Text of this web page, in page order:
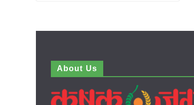
About Us